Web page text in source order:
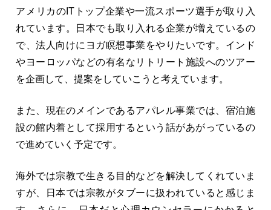
アメリカのITトップ企業や一流スポーツ選手が取り入
れています。日本でも取り入れる企業が増えているの
で、法人向けにヨガ瞑想事業をやりたいです。インド
やヨーロッパなどの有名なリトリート施設へのツアー
を企画して、提案をしていこうと考えています。
また、現在のメインであるアパレル事業では、宿泊施
設の館内着として採用するという話があがっているの
で進めていく予定です。
海外では宗教で生きる目的などを解決してくれていま
すが、日本では宗教がタブーに扱われていると感じま